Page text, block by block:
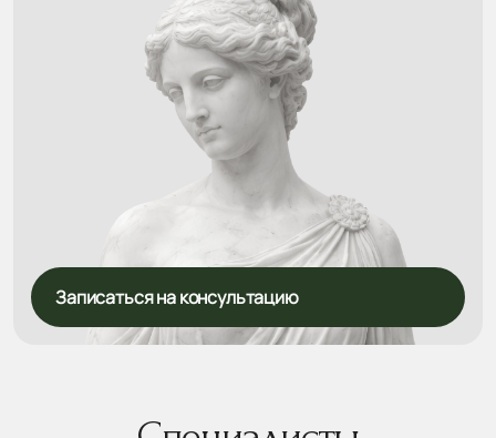
Записаться на консультацию